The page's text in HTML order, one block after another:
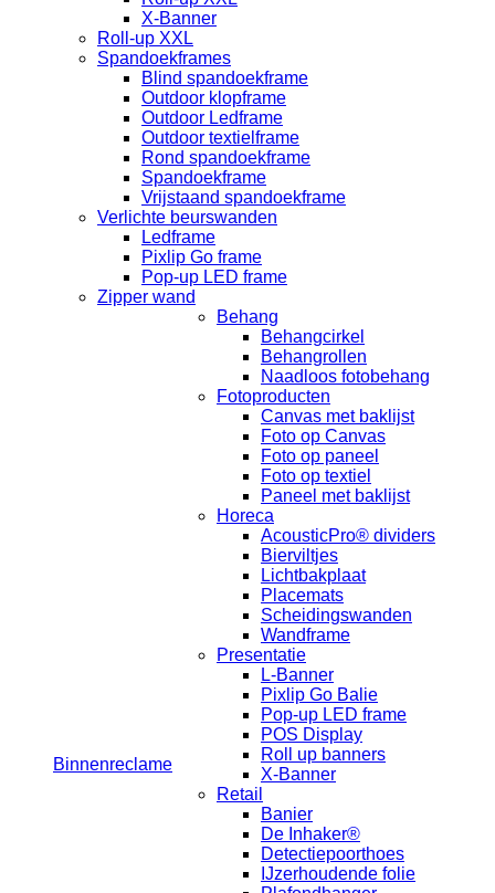
X-Banner
Roll-up XXL
Spandoekframes
Blind spandoekframe
Outdoor klopframe
Outdoor Ledframe
Outdoor textielframe
Rond spandoekframe
Spandoekframe
Vrijstaand spandoekframe
Verlichte beurswanden
Ledframe
Pixlip Go frame
Pop-up LED frame
Zipper wand
Binnenreclame
Behang
Behangcirkel
Behangrollen
Naadloos fotobehang
Fotoproducten
Canvas met baklijst
Foto op Canvas
Foto op paneel
Foto op textiel
Paneel met baklijst
Horeca
AcousticPro® dividers
Bierviltjes
Lichtbakplaat
Placemats
Scheidingswanden
Wandframe
Presentatie
L-Banner
Pixlip Go Balie
Pop-up LED frame
POS Display
Roll up banners
X-Banner
Retail
Banier
De Inhaker®
Detectiepoorthoes
IJzerhoudende folie